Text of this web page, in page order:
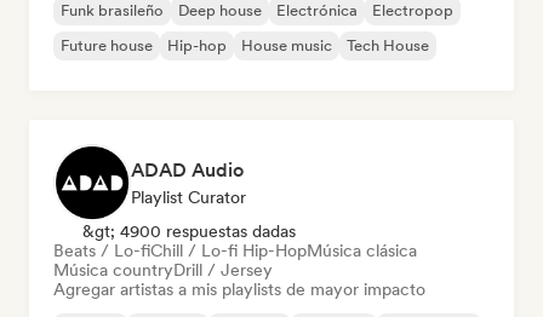
Funk brasileño Deep house Electrónica
Electropop
Future house
Hip-hop House music Tech House
ADAD Audio
Playlist Curator
&gt; 4900 respuestas dadas
Beats / Lo-fiChill / Lo-fi Hip-HopMúsica clásica
Música countryDrill / Jersey
Agregar artistas a mis playlists de mayor impacto